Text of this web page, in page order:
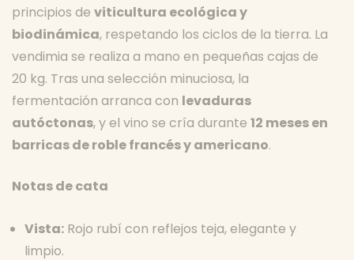
principios de viticultura ecológica y
biodinámica, respetando los ciclos de la tierra. La
vendimia se realiza a mano en pequeñas cajas de
20 kg. Tras una selección minuciosa, la
fermentación arranca con levaduras
autóctonas, y el vino se cría durante 12 meses en
barricas de roble francés y americano.
Notas de cata
Vista: Rojo rubí con reflejos teja, elegante y
limpio.